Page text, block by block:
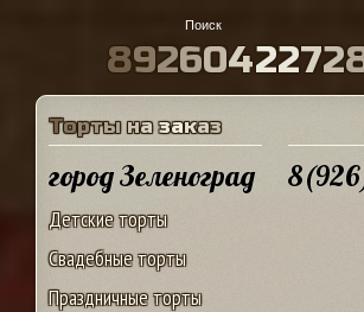
8926042272
Торты на заказ
город Зеленоград
Детские торты
Свадебные торты
Праздничные торты